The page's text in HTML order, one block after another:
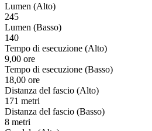
Lumen (Alto)
245
Lumen (Basso)
140
Tempo di esecuzione (Alto)
9,00 ore
Tempo di esecuzione (Basso)
18,00 ore
Distanza del fascio (Alto)
171 metri
Distanza del fascio (Basso)
8 metri